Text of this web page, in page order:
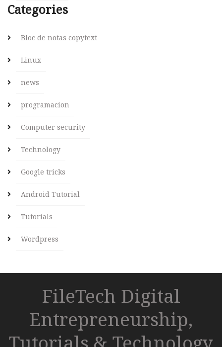
Categories
Bloc de notas copytext
Linux
news
programacion
Computer security
Technology
Google tricks
Android Tutorial
Tutorials
Wordpress
FileTech Digital
Entrepreneurship,